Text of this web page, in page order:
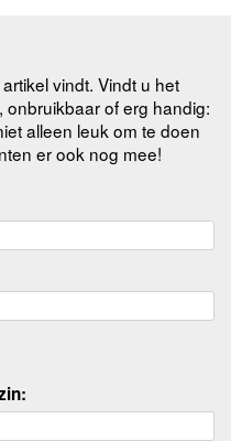
vindt. Vindt u het
onbruikbaar of erg handig:
alleen leuk om te doen
er ook nog mee!